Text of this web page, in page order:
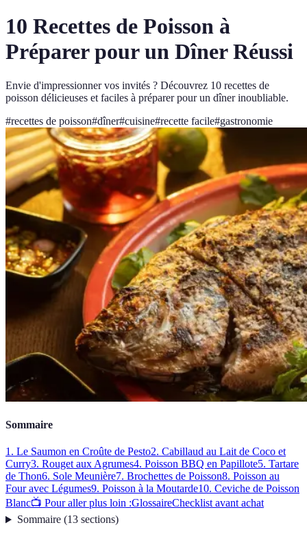
10 Recettes de Poisson à
Préparer pour un Dîner Réussi
Envie d'impressionner vos invités ? Découvrez 10 recettes de
poisson délicieuses et faciles à préparer pour un dîner inoubliable.
#recettes de poisson#dîner#cuisine#recette facile#gastronomie
Sommaire
1. Le Saumon en Croûte de Pesto2. Cabillaud au Lait de Coco et
Curry3. Rouget aux Agrumes4. Poisson BBQ en Papillote5. Tartare
de Thon6. Sole Meunière7. Brochettes de Poisson8. Poisson au
Four avec Légumes9. Poisson à la Moutarde10. Ceviche de Poisson
Blanc📺 Pour aller plus loin :GlossaireChecklist avant achat
Sommaire(13 sections)